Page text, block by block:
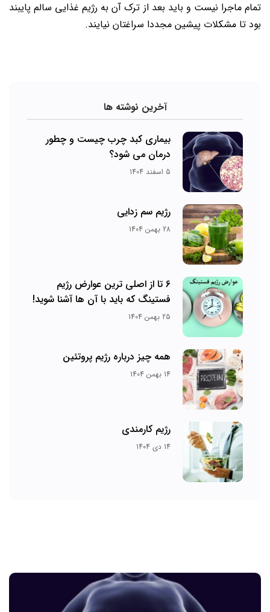
تمام ماجرا نیست و باید بعد از ترک آن به رژیم غذایی سالم پایبند
بود تا مشکلات پیشین مجددا سراغتان نیایند.
آخرین نوشته ها
بیماری کبد چرب چیست و چطور
درمان می‌ شود؟
5 اسفند 1404
رژیم سم زدایی
28 بهمن 1404
6 تا از اصلی ترین عوارض رژیم
فستینگ که باید با آن ها آشنا شوید!
25 بهمن 1404
همه چیز درباره رژیم پروتئین
14 بهمن 1404
رژیم کارمندی
14 دی 1404